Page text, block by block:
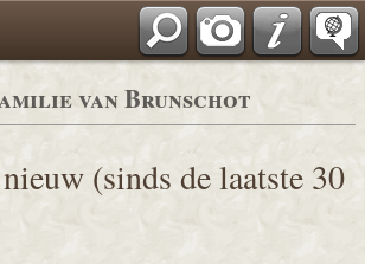
van Brunschot
(sinds de laatste 30